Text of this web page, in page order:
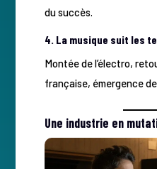
du succès.
4. La musique suit les
Montée de l’électro,
française, émergence
Une industrie en